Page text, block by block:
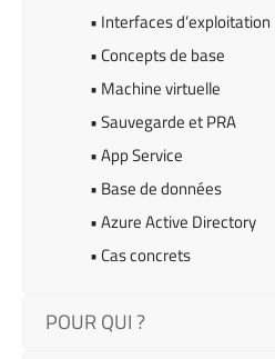
• Interfaces d’exploitation
• Concepts de base
• Machine virtuelle
• Sauvegarde et PRA
• App Service
• Base de données
• Azure Active Directory
• Cas concrets
POUR QUI ?